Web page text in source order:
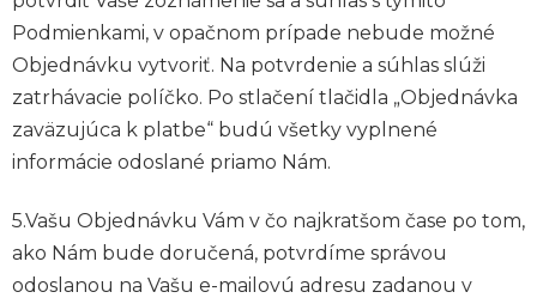
Podmienkami, v opačnom prípade nebude možné
Objednávku vytvoriť. Na potvrdenie a súhlas slúži
zatrhávacie políčko. Po stlačení tlačidla „Objednávka
zaväzujúca k platbe“ budú všetky vyplnené
informácie odoslané priamo Nám.
5.Vašu Objednávku Vám v čo najkratšom čase po tom,
ako Nám bude doručená, potvrdíme správou
odoslanou na Vašu e-mailovú adresu zadanou v